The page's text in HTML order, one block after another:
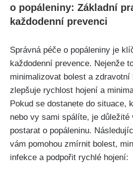
o popáleniny: Základní
každodenní⁣ prevenci
Správná⁤ péče o popáleniny ‍je​
⁣každodenní ​prevence. Nejenže
minimalizovat bolest a
zlepšuje​ rychlost⁣ hojení a
Pokud se ​dostanete ⁤do ⁢situace,
nebo vy ⁤sami⁤ spálíte, ‍je
postarat o ​popáleninu.
‌vám⁢ pomohou zmírnit bolest,
infekce a podpořit rychlé hojení: